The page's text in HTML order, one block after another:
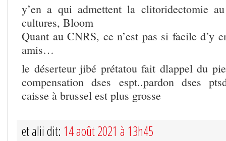
y’en a qui admettent la clitoridectomie
cultures, Bloom
Quant au CNRS, ce n’est pas si facile d’y
amis…
le déserteur jibé prétatou fait dlappel du
compensation dses espt..pardon dses
caisse à brussel est plus grosse
et alii dit: 14 août 2021 à 13h45